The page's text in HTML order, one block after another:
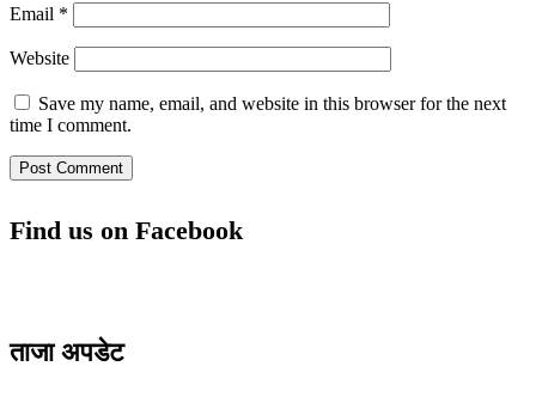
Email *
Website
Save my name, email, and website in this browser for the next
time I comment.
Find us on Facebook
ताजा अपडेट